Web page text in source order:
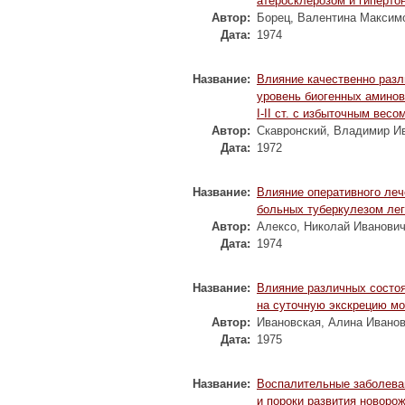
Автор:
Борец, Валентина
Дата: 1974
Название:
Влияние качественно
уровень биогенных
I-II ст. с избыточным
Автор: Скавронский, Владимир
Дата: 1972
Название:
Влияние оперативного
больных туберкулезом
Автор: Алексо, Николай Иванович
Дата: 1974
Название:
Влияние различных
на суточную экскрецию
Автор:
Ивановская, Алина
Дата: 1975
Название:
Воспалительные
и пороки развития